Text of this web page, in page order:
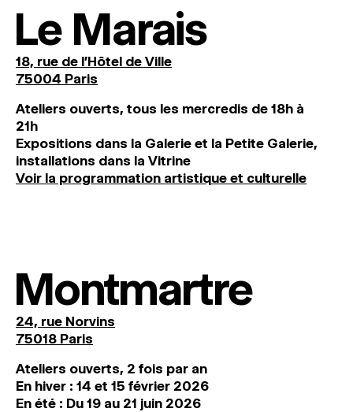
Le Marais
18, rue de l'Hôtel de Ville
75004 Paris
Ateliers ouverts, tous les mercredis de 18h à
21h
Expositions dans la Galerie et la Petite Galerie,
installations dans la Vitrine
Voir la programmation artistique et culturelle
Montmartre
24, rue Norvins
75018 Paris
Ateliers ouverts, 2 fois par an
En hiver : 14 et 15 février 2026
En été : Du 19 au 21 juin 2026